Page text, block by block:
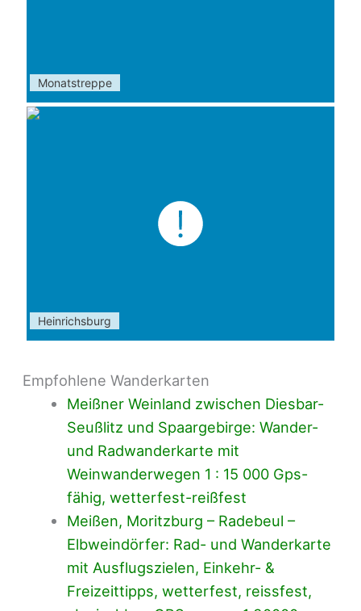
Monatstreppe
Heinrichsburg
Empfohlene Wanderkarten
Meißner Weinland zwischen Diesbar-
Seußlitz und Spaargebirge: Wander-
und Radwanderkarte mit
Weinwanderwegen 1 : 15 000 Gps-
fähig, wetterfest-reißfest
Meißen, Moritzburg – Radebeul –
Elbweindörfer: Rad- und Wanderkarte
mit Ausflugszielen, Einkehr- &
Freizeittipps, wetterfest, reissfest,